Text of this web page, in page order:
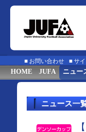
■ お問い合わせ ■ サ
HOME JUFA ニュー
ニュース一